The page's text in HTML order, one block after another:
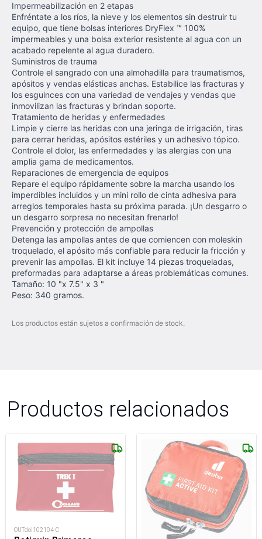
Impermeabilización en 2 etapas
Enfréntate a los ríos, la nieve y los elementos sin destruir tu
equipo, que tiene bolsas interiores DryFlex ™ 100%
impermeables y una bolsa exterior resistente al agua con un
acabado repelente al agua duradero.
Suministros de trauma
Controle el sangrado con una almohadilla para traumatismos,
apósitos y vendas elásticas anchas. Estabilice las fracturas y
los esguinces con una variedad de vendajes y vendas que
inmovilizan las fracturas y brindan soporte.
Tratamiento de heridas y enfermedades
Limpie y cierre las heridas con una jeringa de irrigación, tiras
para cerrar heridas, apósitos estériles y un adhesivo tópico.
Controle el dolor, las enfermedades y las alergias con una
amplia gama de medicamentos.
Reparaciones de emergencia de equipos
Repare el equipo rápidamente sobre la marcha usando los
imperdibles incluidos y un mini rollo de cinta adhesiva para
arreglos temporales hasta su próxima parada. ¡Un desgarro o
un desgarro sorpresa no necesitan frenarlo!
Prevención y protección de ampollas
Detenga las ampollas antes de que comiencen con moleskin
troquelado, el apósito más confiable para reducir la fricción y
prevenir las ampollas. El kit incluye 14 piezas troqueladas,
preformadas para adaptarse a áreas problemáticas comunes.
Tamaño: 10 "x 7.5" x 3 "
Peso: 340 gramos.
Los productos están sujetos a confirmación de stock.
Productos relacionados
OUTdoi102104-C